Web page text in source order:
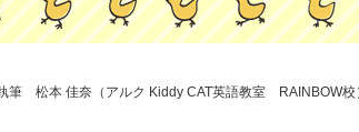
筆 松本 佳奈（アルク Kiddy CAT英語教室 RAINBOW校